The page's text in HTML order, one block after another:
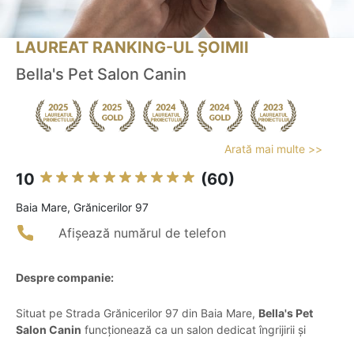
LAUREAT RANKING-UL ȘOIMII
Bella's Pet Salon Canin
Arată mai multe >>
10 (60)
Baia Mare, Grănicerilor 97
Afișează numărul de telefon
Despre companie:
Situat pe Strada Grănicerilor 97 din Baia Mare, Bella's Pet
Salon Canin funcționează ca un salon dedicat îngrijirii și